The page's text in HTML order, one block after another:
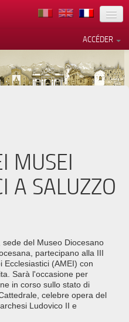
ACCÉDER
MUSEI
A SALUZZO
sede del Museo Diocesano
partecipano alla III
Ecclesiastici (AMEI) con
Sarà l'occasione per
in corso sullo stato di
celebre opera del
Ludovico II e
matière de